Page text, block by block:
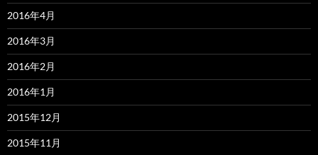
2016年4月
2016年3月
2016年2月
2016年1月
2015年12月
2015年11月